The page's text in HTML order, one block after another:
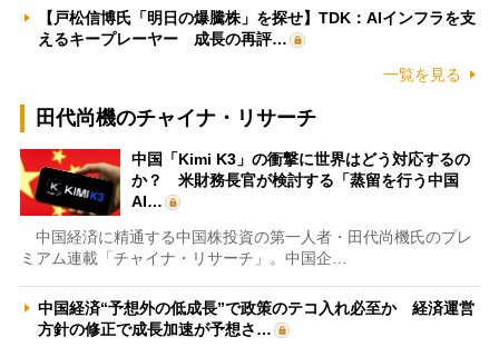
【戸松信博氏「明日の爆騰株」を探せ】TDK：AIインフラを支
えるキープレーヤー 成長の再評…
一覧を見る
田代尚機のチャイナ・リサーチ
中国「Kimi K3」の衝撃に世界はどう対応するの
か？ 米財務長官が検討する「蒸留を行う中国
AI…
中国経済に精通する中国株投資の第一人者・田代尚機氏のプレ
ミアム連載「チャイナ・リサーチ」。中国企…
中国経済“予想外の低成長”で政策のテコ入れ必至か 経済運営
方針の修正で成長加速が予想さ…